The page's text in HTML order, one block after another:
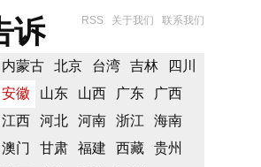
诉 RSS 关于我们 联系我们
内蒙古 北京 台湾 吉林
四川
安徽 山东 山西 广东
广西
江西 河北 河南 浙江
海南
澳门 甘肃 福建 西藏
贵州